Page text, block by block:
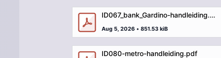
ID067_bank_Gardino-handleiding.pdf
Aug 5, 2026 • 851.53 kiB
ID080-metro-handleiding.pdf